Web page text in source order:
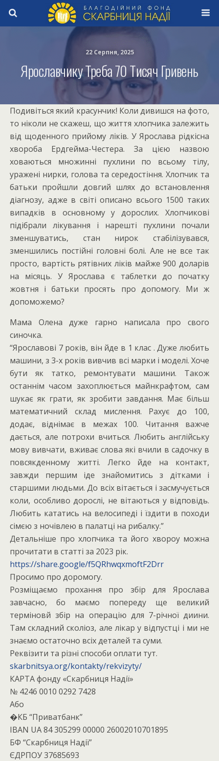
22 Серпня, 2025
Ярославчику Треба 70 Тисяч Гривень
Подивіться який красунчик! Коли дивишся на фото,
то ніколи не скажеш, що життя хлопчика залежить
від щоденного прийому ліків. У Ярослава рідкісна
хвороба Ердгейма-Честера. За цією назвою
ховаються множинні пухлини по всьому тілу,
уражені нирки, голова та середостіння. Хлопчик та
батьки пройшли довгий шлях до встановлення
діагнозу, адже в світі описано всього 1500 таких
випадків в основному у дорослих. Хлопчикові
підібрали лікування і нарешті пухлини почали
зменшуватись, стан нирок стабілізувався,
зменшились постійні головні болі. Але не все так
просто, вартість рятівних ліків майже 900 доларів
на місяць. У Ярослава є таблетки до початку
жовтня і батьки просять про допомогу. Ми ж
допоможемо?
Мама Олена дуже гарно написала про свого
синочка.
“Ярославові 7 років, він йде в 1 клас . Дуже любить
машини, з 3-х років вивчив всі марки і моделі. Хоче
бути як татко, ремонтувати машини. Також
останнім часом захоплюється майнкрафтом, сам
шукає як грати, як зробити завдання. Має більш
математичний склад мислення. Рахує до 100,
додає, віднімає в межах 100. Читання важче
дається, але потрохи вчиться. Любить англійську
мову вивчати, вживає слова які вчили в садочку в
повсякденному житті. Легко йде на контакт,
завжди першим іде знайомитись з дітками і
старшими людьми. До всіх вітається і засмучується
коли, особливо дорослі, не вітаються у відповідь.
Любить кататись на велосипеді і їздити в походи
сімєю з ночівлею в палатці на рибалку.”
Детальніше про хлопчика та його хвороу можна
прочитати в статті за 2023 рік.
https://share.google/f5QRhwqxmoftF2Drr
Просимо про доромогу.
Розміщаємо прохання про збір для Ярослава
завчасно, бо маємо попереду ще великий
терміновй збір на операцію для 7-річної диини.
Там складний сколіоз, але лікар у відпустці і ми не
знаємо остаточно всіх деталей та суми.
Реквізити та різні способи оплати тут.
skarbnitsya.org/kontakty/rekvizyty/
КАРТА фонду «Скарбниця Надії»
№ 4246 0010 0292 7428
Або
�КБ “Приватбанк”
IBAN UA 84 305299 00000 26002010701895
БФ “Скарбниця Надії”
ЄДРПОУ 37685693